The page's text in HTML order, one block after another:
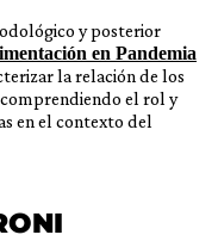
y posterior
en Pandemia
la relación de los
el rol y
en el contexto del